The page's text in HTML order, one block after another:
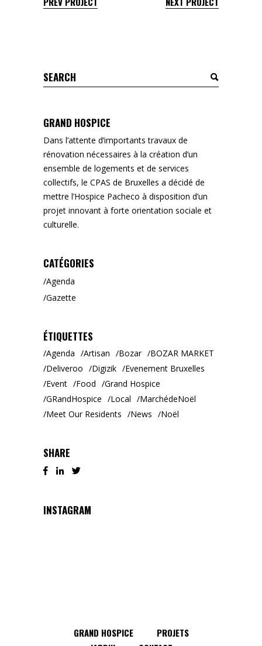
Search
for:
GRAND HOSPICE
Dans l’attente d’importants travaux de
rénovation nécessaires à la création d’un
ensemble de logements et de services
collectifs, le CPAS de Bruxelles a décidé de
mettre l’Hospice Pacheco à disposition d’un
projet innovant à forte orientation sociale et
culturelle.
CATÉGORIES
Agenda
Gazette
ÉTIQUETTES
Agenda Artisan Bozar
BOZAR MARKET
Deliveroo
Digizik
Evenement Bruxelles
Event
Food
Grand Hospice
GRandHospice
Local
MarchédeNoël
Meet Our Residents
News Noël
SHARE
INSTAGRAM
GRAND HOSPICE
PROJETS